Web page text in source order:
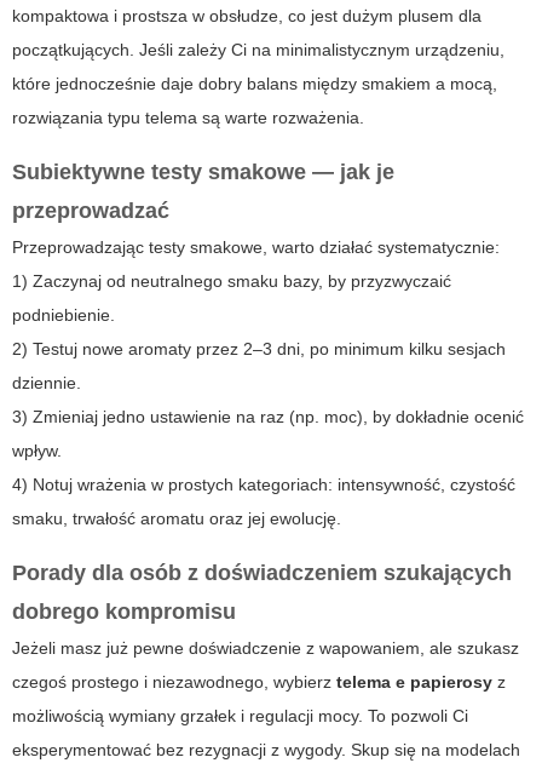
kompaktowa i prostsza w obsłudze, co jest dużym plusem dla
początkujących. Jeśli zależy Ci na minimalistycznym urządzeniu,
które jednocześnie daje dobry balans między smakiem a mocą,
rozwiązania typu telema są warte rozważenia.
Subiektywne testy smakowe — jak je
przeprowadzać
Przeprowadzając testy smakowe, warto działać systematycznie:
1) Zaczynaj od neutralnego smaku bazy, by przyzwyczaić
podniebienie.
2) Testuj nowe aromaty przez 2–3 dni, po minimum kilku sesjach
dziennie.
3) Zmieniaj jedno ustawienie na raz (np. moc), by dokładnie ocenić
wpływ.
4) Notuj wrażenia w prostych kategoriach: intensywność, czystość
smaku, trwałość aromatu oraz jej ewolucję.
Porady dla osób z doświadczeniem szukających
dobrego kompromisu
Jeżeli masz już pewne doświadczenie z wapowaniem, ale szukasz
czegoś prostego i niezawodnego, wybierz telema e papierosy z
możliwością wymiany grzałek i regulacji mocy. To pozwoli Ci
eksperymentować bez rezygnacji z wygody. Skup się na modelach